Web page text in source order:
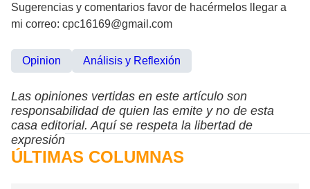
Sugerencias y comentarios favor de hacérmelos llegar a
mi correo: cpc16169@gmail.com
Opinion Análisis y Reflexión
Las opiniones vertidas en este artículo son
responsabilidad de quien las emite y no de esta
casa editorial. Aquí se respeta la libertad de
expresión
ÚLTIMAS COLUMNAS